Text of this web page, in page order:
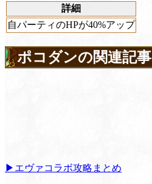
詳細
自パーティのHPが40%アップ
ポコダンの関連記事
▶エヴァコラボ攻略まとめ